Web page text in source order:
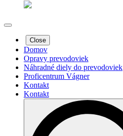
Close
Domov
Opravy prevodoviek
Náhradné diely do prevodoviek
Proficentrum Vágner
Kontakt
Kontakt